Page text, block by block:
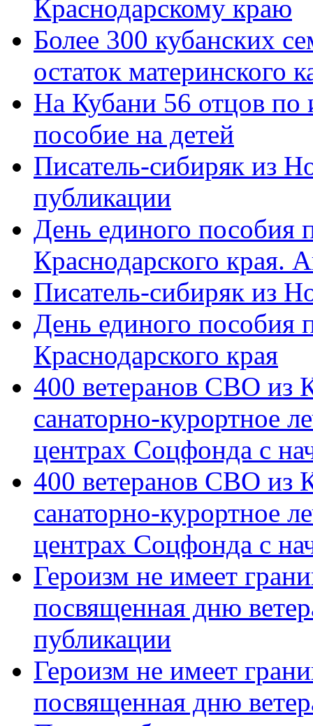
Краснодарскому краю
Более 300 кубанских
остаток материнского
На Кубани 56 отцов по
пособие на детей
Писатель-сибиряк из
публикации
День единого пособия
Краснодарского края.
Писатель-сибиряк из
День единого пособия
Краснодарского края
400 ветеранов СВО из
санаторно-курортное
центрах Соцфонда с
400 ветеранов СВО из
санаторно-курортное
центрах Соцфонда с
Героизм не имеет
посвященная дню
публикации
Героизм не имеет
посвященная дню